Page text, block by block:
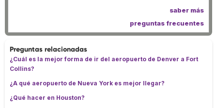
saber más
preguntas frecuentes
Preguntas relacionadas
¿Cuál es la mejor forma de ir del aeropuerto de Denver a Fort
Collins?
¿A qué aeropuerto de Nueva York es mejor llegar?
¿Qué hacer en Houston?